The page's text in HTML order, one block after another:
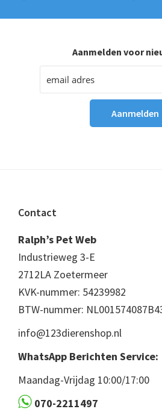
Aanmelden voor
Footer
Contact
Ralph’s Pet Web
Industrieweg 3-E
2712LA Zoetermeer
KVK-nummer: 54239982
BTW-nummer:
info@123dierenshop.nl
WhatsApp Berichten Service:
Maandag-Vrijdag 10:00/17:00
070-2211497